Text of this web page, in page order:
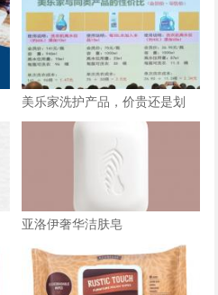
美乐家洗护产品，价贵还是划
算？一张图告诉你答案
亚洛伊奢华洁肤皂